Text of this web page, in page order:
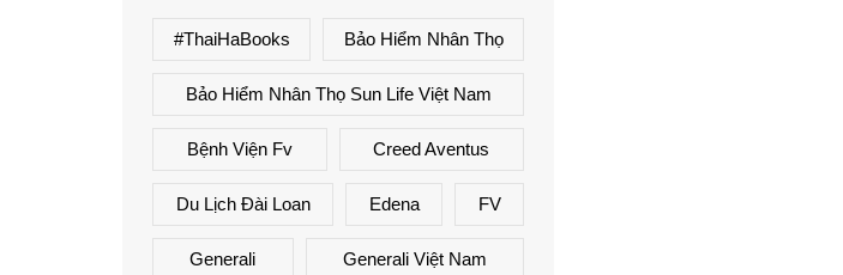
#ThaiHaBooks Bảo Hiểm Nhân Thọ
Bảo Hiểm Nhân Thọ Sun Life Việt Nam
Bệnh Viện Fv Creed Aventus
Du Lịch Đài Loan Edena FV
Generali Generali Việt Nam